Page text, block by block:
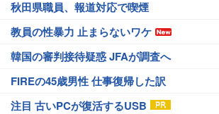
秋田県職員、報道対応で喫煙
教員の性暴力 止まらないワケ
韓国の審判接待疑惑 JFAが調査へ
FIREの45歳男性 仕事復帰した訳
注目 古いPCが復活するUSB